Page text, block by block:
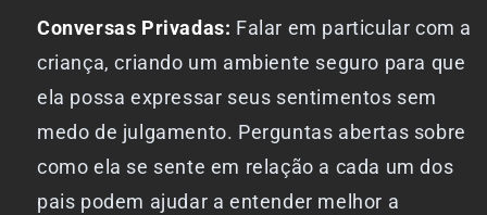
Conversas Privadas: Falar em particular com a
criança, criando um ambiente seguro para que
ela possa expressar seus sentimentos sem
medo de julgamento. Perguntas abertas sobre
como ela se sente em relação a cada um dos
pais podem ajudar a entender melhor a